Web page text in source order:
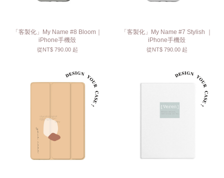
「客製化」My Name #8 Bloom｜
iPhone手機殼
從NT$ 790.00 起
「客製化」My Name #7 Stylish ｜
iPhone手機殼
從NT$ 790.00 起